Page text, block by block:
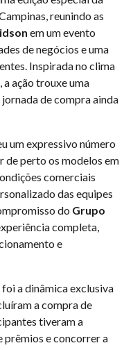
reunindo as
em um evento
de negócios e uma
Inspirada no clima
ação trouxe uma
de compra ainda
um expressivo número
de perto os modelos em
comerciais
das equipes
do Grupo
completa,
e
a dinâmica exclusiva
a compra de
tiveram a
prêmios e concorrer a